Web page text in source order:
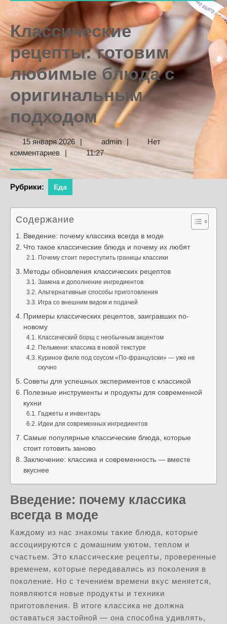
Классические
рецепты: готовим
любимые блюда с
оригинальным
подходом
15 января 202615
января
| adminadmin
|
Нет
комментариев
| 11:27
Рубрики: Еда
Содержание
Введение: почему классика всегда в моде
Что такое классические блюда и почему их любят
Почему стоит переступить границы классики
Методы обновления классических рецептов
Замена и дополнение ингредиентов
Альтернативные способы приготовления
Игра со внешним видом и подачей
Примеры классических рецептов, заигравших по-
новому
Классический борщ с необычным акцентом
Пельмени: классика в новой текстуре
Куриное филе под соусом «По-французски» — уже не
скучно
Советы для успешных экспериментов с классикой
Полезные инструменты и продукты для современной
кухни
Гаджеты и инвентарь
Идеи для современных ингредиентов
Самые популярные классические блюда, которые
стоит готовить заново
Заключение: классика и современность — вместе
вкуснее
Введение: почему классика
всегда в моде
Каждому из нас знакомы такие блюда, которые
ассоциируются с домашним уютом, теплом и
счастьем. Это классические рецепты, проверенные
временем, которые передавались из поколения в
поколение. Но с течением времени вкус меняется,
появляются новые продукты и техники
приготовления. В итоге классика не должна
оставаться застойной — она способна удивлять,